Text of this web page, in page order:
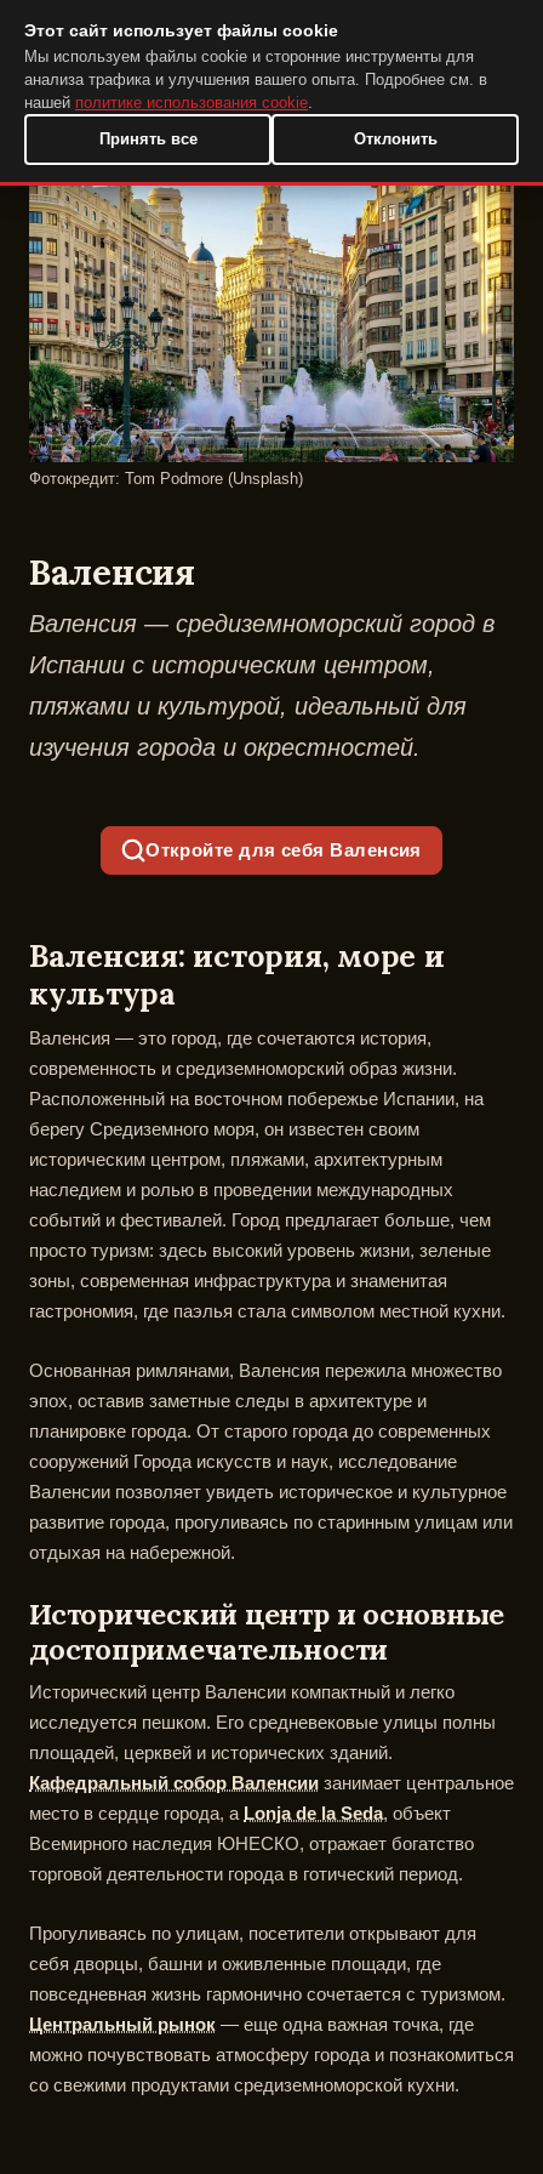
DuckTip.com
Фотокредит: Tom Podmore (Unsplash)
Валенсия
Валенсия — средиземноморский город в
Испании с историческим центром,
пляжами и культурой, идеальный для
изучения города и окрестностей.
Откройте для себя Валенсия
Валенсия: история, море и
культура
Валенсия — это город, где сочетаются история,
современность и средиземноморский образ жизни.
Расположенный на восточном побережье Испании, на
берегу Средиземного моря, он известен своим
историческим центром, пляжами, архитектурным
наследием и ролью в проведении международных
событий и фестивалей. Город предлагает больше, чем
просто туризм: здесь высокий уровень жизни, зеленые
зоны, современная инфраструктура и знаменитая
гастрономия, где паэлья стала символом местной кухни.
Основанная римлянами, Валенсия пережила множество
эпох, оставив заметные следы в архитектуре и
планировке города. От старого города до современных
сооружений Города искусств и наук, исследование
Валенсии позволяет увидеть историческое и культурное
развитие города, прогуливаясь по старинным улицам или
отдыхая на набережной.
Исторический центр и основные
достопримечательности
Исторический центр Валенсии компактный и легко
исследуется пешком. Его средневековые улицы полны
площадей, церквей и исторических зданий.
Кафедральный собор Валенсии занимает центральное
место в сердце города, а Lonja de la Seda, объект
Всемирного наследия ЮНЕСКО, отражает богатство
торговой деятельности города в готический период.
Прогуливаясь по улицам, посетители открывают для
себя дворцы, башни и оживленные площади, где
повседневная жизнь гармонично сочетается с туризмом.
Центральный рынок — еще одна важная точка, где
можно почувствовать атмосферу города и познакомиться
со свежими продуктами средиземноморской кухни.
Этот сайт использует файлы cookie
Мы используем файлы cookie и сторонние инструменты для
анализа трафика и улучшения вашего опыта. Подробнее см. в
нашей политике использования cookie.
Принять все
Отклонить